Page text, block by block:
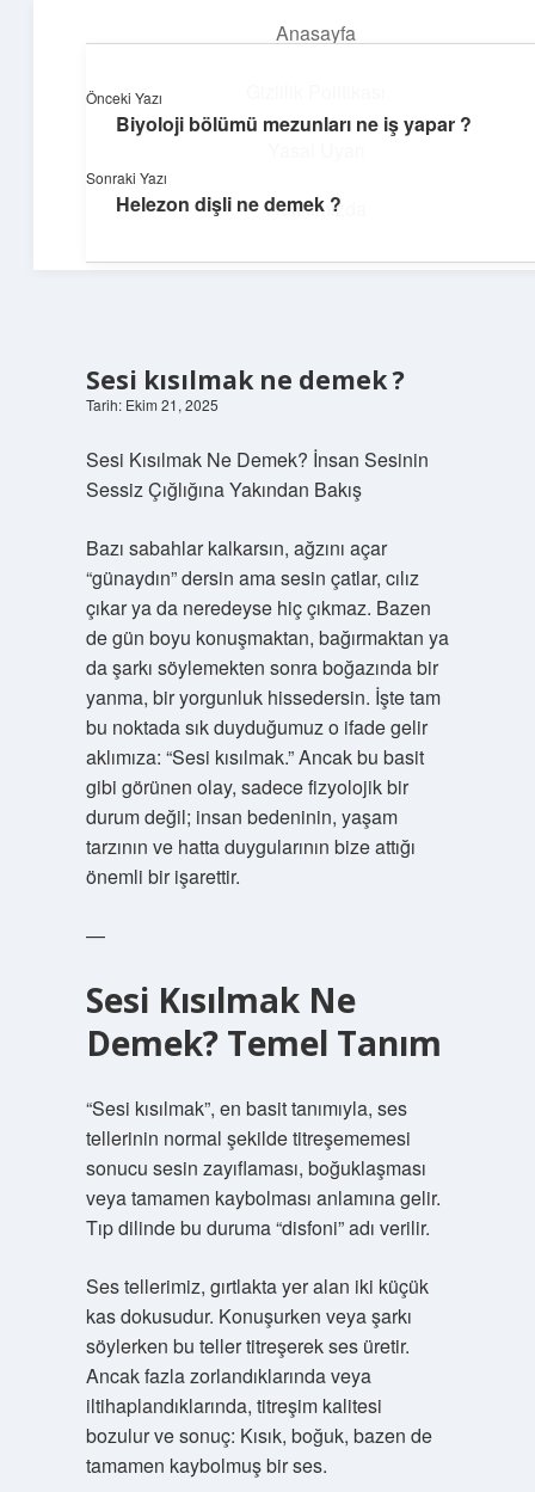
Anasayfa
Hakkımızda
Neşeli Fikir Köşesi
Hayatına neşe katan kısa hikayeler!
Sesi kısılmak ne demek ?
Tarih: Ekim 21, 2025
Sesi Kısılmak Ne Demek? İnsan Sesinin
Sessiz Çığlığına Yakından Bakış
Bazı sabahlar kalkarsın, ağzını açar
“günaydın” dersin ama sesin çatlar, cılız
çıkar ya da neredeyse hiç çıkmaz. Bazen
de gün boyu konuşmaktan, bağırmaktan ya
da şarkı söylemekten sonra boğazında bir
yanma, bir yorgunluk hissedersin. İşte tam
bu noktada sık duyduğumuz o ifade gelir
aklımıza: “Sesi kısılmak.” Ancak bu basit
gibi görünen olay, sadece fizyolojik bir
durum değil; insan bedeninin, yaşam
tarzının ve hatta duygularının bize attığı
önemli bir işarettir.
—
Sesi Kısılmak Ne
Demek? Temel Tanım
“Sesi kısılmak”, en basit tanımıyla, ses
tellerinin normal şekilde titreşememesi
sonucu sesin zayıflaması, boğuklaşması
veya tamamen kaybolması anlamına gelir.
Tıp dilinde bu duruma “disfoni” adı verilir.
Ses tellerimiz, gırtlakta yer alan iki küçük
kas dokusudur. Konuşurken veya şarkı
söylerken bu teller titreşerek ses üretir.
Ancak fazla zorlandıklarında veya
iltihaplandıklarında, titreşim kalitesi
bozulur ve sonuç: Kısık, boğuk, bazen de
tamamen kaybolmuş bir ses.
Önceki Yazı
Biyoloji bölümü mezunları ne iş yapar ?
Sonraki Yazı
Helezon dişli ne demek ?